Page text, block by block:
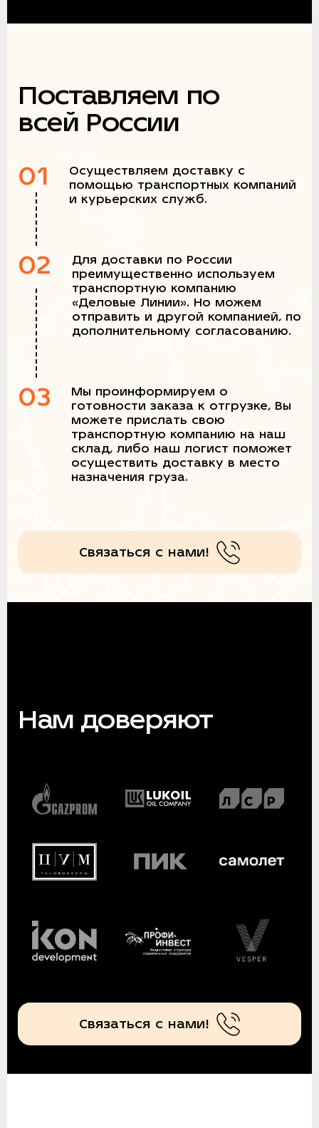
Поставляем по
всей России
01
Осуществляем доставку с
помощью транспортных компаний
и курьерских служб.
02
Для доставки по России
преимущественно используем
транспортную компанию
«Деловые Линии». Но можем
отправить и другой компанией, по
дополнительному согласованию.
03
Мы проинформируем о
готовности заказа к отгрузке, Вы
можете прислать свою
транспортную компанию на наш
склад, либо наш логист поможет
осуществить доставку в место
назначения груза.
Связаться с нами!
Нам доверяют
Связаться с нами!